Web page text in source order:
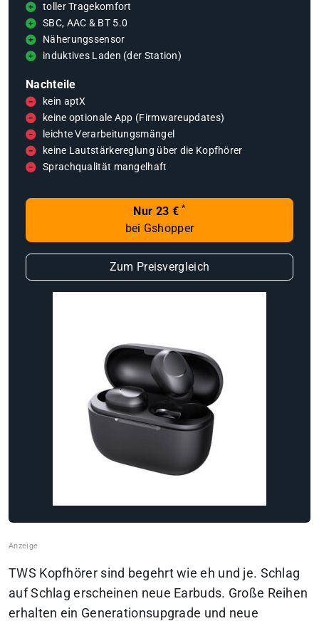
toller Tragekomfort
SBC, AAC & BT 5.0
Näherungssensor
induktives Laden (der Station)
Nachteile
kein aptX
keine optionale App (Firmwareupdates)
leichte Verarbeitungsmängel
keine Lautstärkereglung über die Kopfhörer
Sprachqualität mangelhaft
Nur 23 € *
bei Gshopper
Zum Preisvergleich
TWS Kopfhörer sind begehrt wie eh und je. Schlag
auf Schlag erscheinen neue Earbuds. Große Reihen
erhalten ein Generationsupgrade und neue